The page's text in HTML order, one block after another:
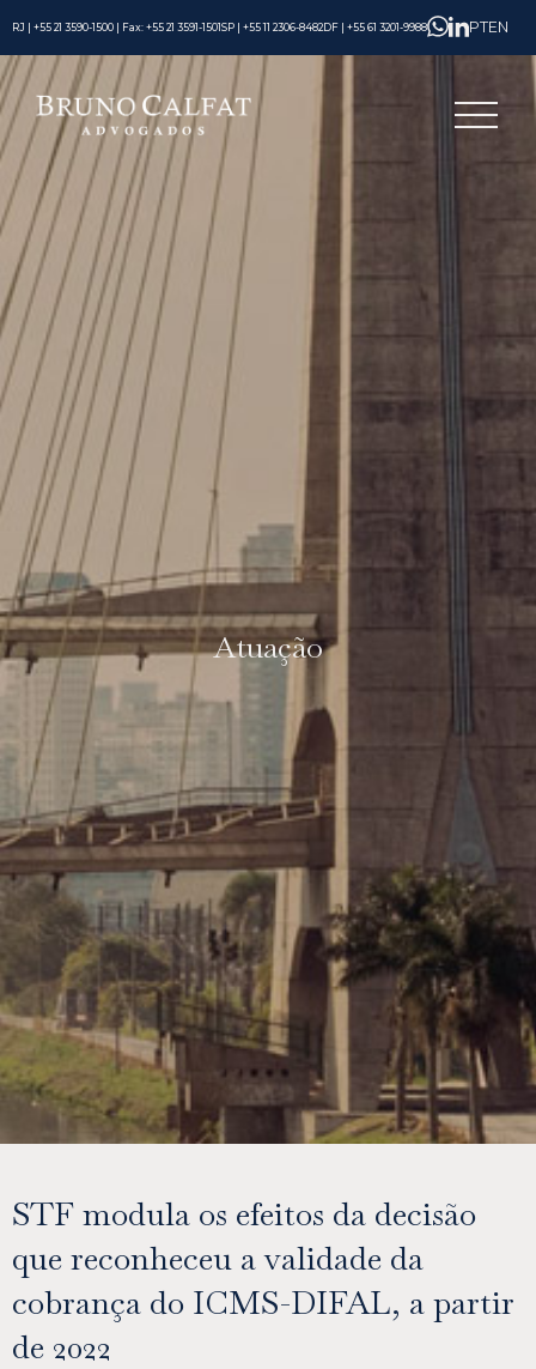
RJ | +55 21 3590-1500 | Fax: +55 21 3591-1501SP | +55 11 2306-8482 DF | +55 61 3201-9988 PTEN
Atuação
STF modula os efeitos da decisão
que reconheceu a validade da
cobrança do ICMS-DIFAL, a partir
de 2022